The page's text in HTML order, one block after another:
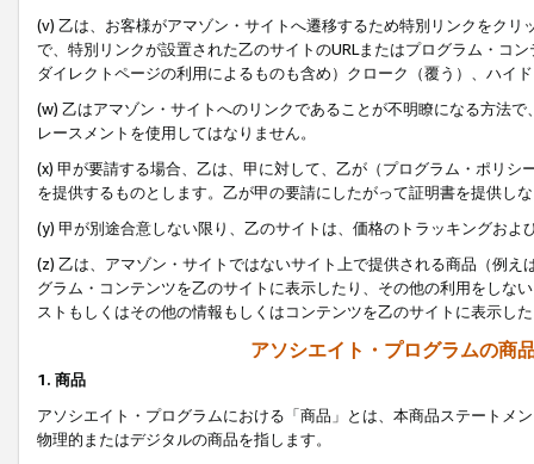
(v) 乙は、お客様がアマゾン・サイトへ遷移するため特別リンクをク
で、特別リンクが設置された乙のサイトのURLまたはプログラム・コ
ダイレクトページの利用によるものも含め）クローク（覆う）、ハイ
(w) 乙はアマゾン・サイトへのリンクであることが不明瞭になる方法
レースメントを使用してはなりません。
(x) 甲が要請する場合、乙は、甲に対して、乙が（プログラム・ポリ
を提供するものとします。乙が甲の要請にしたがって証明書を提供し
(y) 甲が別途合意しない限り、乙のサイトは、価格のトラッキングお
(z) 乙は、アマゾン・サイトではないサイト上で提供される商品（例
グラム・コンテンツを乙のサイトに表示したり、その他の利用をしな
ストもしくはその他の情報もしくはコンテンツを乙のサイトに表示し
アソシエイト・プログラムの商
1. 商品
アソシエイト・プログラムにおける「商品」とは、本商品ステートメ
物理的またはデジタルの商品を指します。